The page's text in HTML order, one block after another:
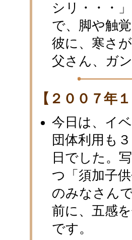
シリ・・・
で、脚や触
彼に、寒さ
父さん、ガ
【２００７年
今日は、イ
団体利用も
日でした。
つ「須加子
のみなさん
前に、五感
です。